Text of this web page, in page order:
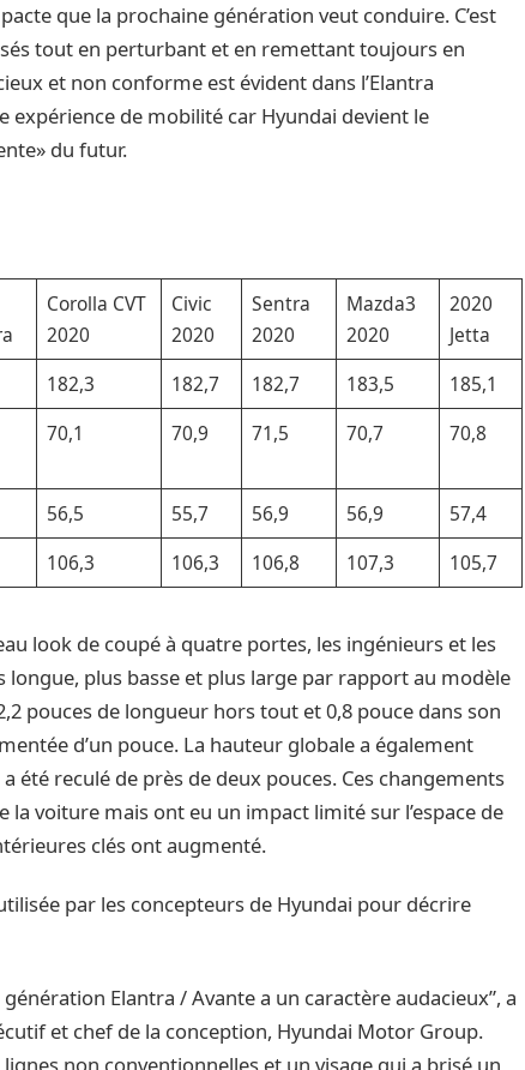
que la prochaine génération veut conduire. C’est
tout en perturbant et en remettant toujours en
et non conforme est évident dans l’Elantra
de mobilité car Hyundai devient le
du futur.
Corolla CVT
2020
Civic
2020
Sentra
2020
Mazda3
2020
2020
Jetta
182,3
182,7 182,7 183,5
185,1
70,1
70,9 71,5 70,7 70,8
56,5 55,7 56,9 56,9
57,4
106,3
106,3 106,8 107,3 105,7
look de coupé à quatre portes, les ingénieurs et les
plus basse et plus large par rapport au modèle
pouces de longueur hors tout et 0,8 pouce dans son
d’un pouce. La hauteur globale a également
été reculé de près de deux pouces. Ces changements
voiture mais ont eu un impact limité sur l’espace de
clés ont augmenté.
par les concepteurs de Hyundai pour décrire
Elantra / Avante a un caractère audacieux”, a
et chef de la conception, Hyundai Motor Group.